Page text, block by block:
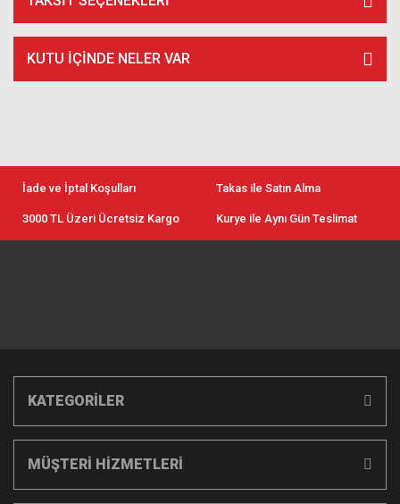
KUTU İÇİNDE NELER VAR
İade ve İptal Koşulları Takas ile Satın Alma
3000 TL Üzeri Ücretsiz Kargo Kurye ile Aynı Gün Teslimat
KATEGORİLER
MÜŞTERİ HİZMETLERİ